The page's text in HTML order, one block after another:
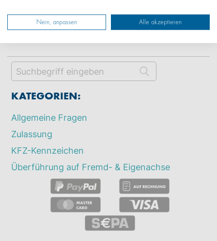
KATEGORIEN:
Allgemeine Fragen
Zulassung
KFZ-Kennzeichen
Überführung auf Fremd- & Eigenachse
Nein, anpassen Alle akzeptieren